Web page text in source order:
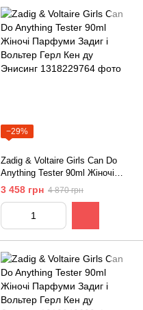
−29%
Zadig & Voltaire Girls Can Do
Anything Tester 90ml Жіночі
Парфуми Задиг і Вольтер Герл
Кен ду Энисинг
3 458 грн 4 870 грн